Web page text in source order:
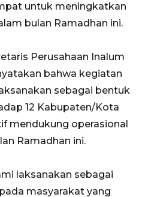
untuk meningkatkan
bulan Ramadhan ini.
Perusahaan Inalum
bahwa kegiatan
sebagai bentuk
12 Kabupaten/Kota
mendukung operasional
Ramadhan ini.
laksanakan sebagai
masyarakat yang